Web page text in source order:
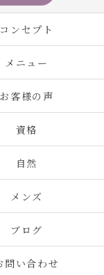
コンセプト
メニュー
お客様の声
資格
自然
メンズ
ブログ
問い合わせ